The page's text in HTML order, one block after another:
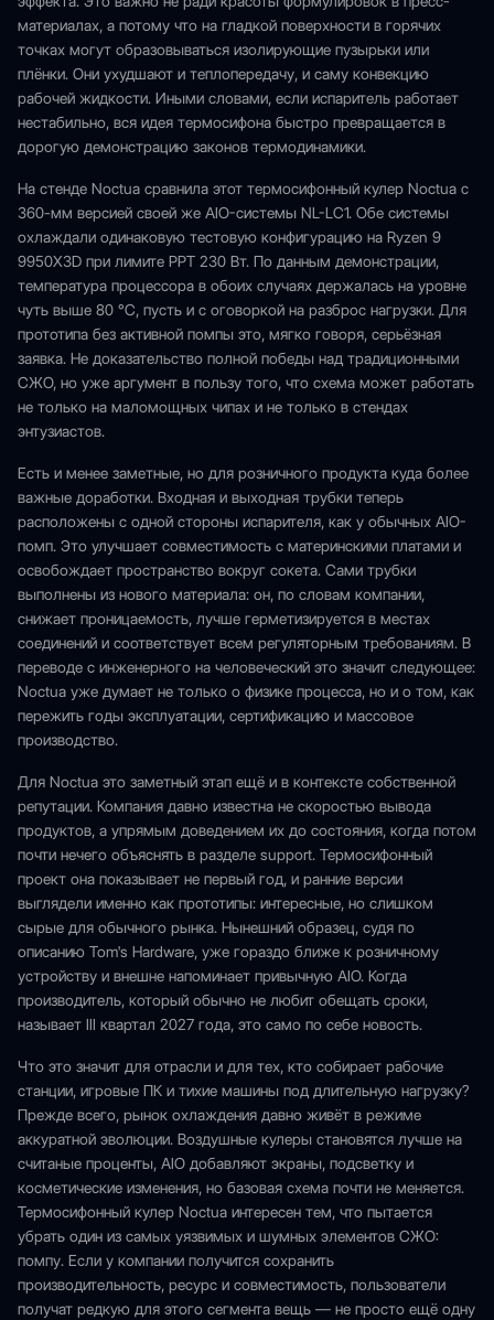
материалах, а потому что на гладкой поверхности в горячих
точках могут образовываться изолирующие пузырьки или
плёнки. Они ухудшают и теплопередачу, и саму конвекцию
рабочей жидкости. Иными словами, если испаритель работает
нестабильно, вся идея термосифона быстро превращается в
дорогую демонстрацию законов термодинамики.
На стенде Noctua сравнила этот термосифонный кулер Noctua с
360-мм версией своей же AIO-системы NL-LC1. Обе системы
охлаждали одинаковую тестовую конфигурацию на Ryzen 9
9950X3D при лимите PPT 230 Вт. По данным демонстрации,
температура процессора в обоих случаях держалась на уровне
чуть выше 80 °C, пусть и с оговоркой на разброс нагрузки. Для
прототипа без активной помпы это, мягко говоря, серьёзная
заявка. Не доказательство полной победы над традиционными
СЖО, но уже аргумент в пользу того, что схема может работать
не только на маломощных чипах и не только в стендах
энтузиастов.
Есть и менее заметные, но для розничного продукта куда более
важные доработки. Входная и выходная трубки теперь
расположены с одной стороны испарителя, как у обычных AIO-
помп. Это улучшает совместимость с материнскими платами и
освобождает пространство вокруг сокета. Сами трубки
выполнены из нового материала: он, по словам компании,
снижает проницаемость, лучше герметизируется в местах
соединений и соответствует всем регуляторным требованиям. В
переводе с инженерного на человеческий это значит следующее:
Noctua уже думает не только о физике процесса, но и о том, как
пережить годы эксплуатации, сертификацию и массовое
производство.
Для Noctua это заметный этап ещё и в контексте собственной
репутации. Компания давно известна не скоростью вывода
продуктов, а упрямым доведением их до состояния, когда потом
почти нечего объяснять в разделе support. Термосифонный
проект она показывает не первый год, и ранние версии
выглядели именно как прототипы: интересные, но слишком
сырые для обычного рынка. Нынешний образец, судя по
описанию Tom's Hardware, уже гораздо ближе к розничному
устройству и внешне напоминает привычную AIO. Когда
производитель, который обычно не любит обещать сроки,
называет III квартал 2027 года, это само по себе новость.
Что это значит для отрасли и для тех, кто собирает рабочие
станции, игровые ПК и тихие машины под длительную нагрузку?
Прежде всего, рынок охлаждения давно живёт в режиме
аккуратной эволюции. Воздушные кулеры становятся лучше на
считаные проценты, AIO добавляют экраны, подсветку и
косметические изменения, но базовая схема почти не меняется.
Термосифонный кулер Noctua интересен тем, что пытается
убрать один из самых уязвимых и шумных элементов СЖО:
помпу. Если у компании получится сохранить
производительность, ресурс и совместимость, пользователи
получат редкую для этого сегмента вещь — не просто ещё одну